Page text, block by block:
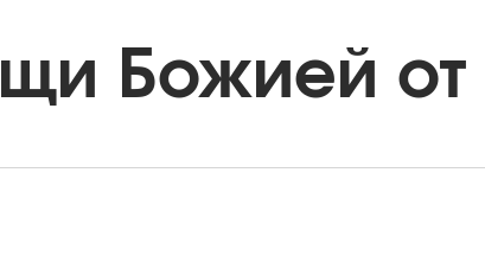
Божией от